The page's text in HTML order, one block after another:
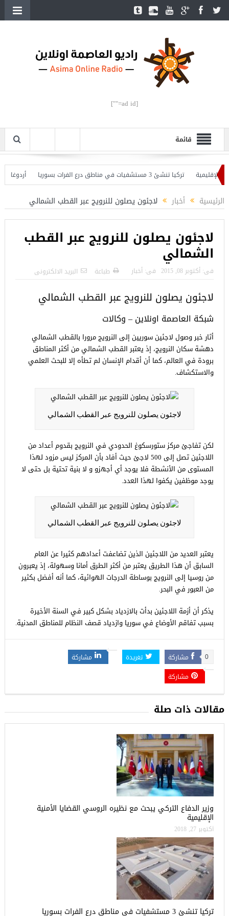
[ad id=""]
قائمة
تركيا تنشئ 3 مستشفيات في مناطق درع الفرات بسوريا
أردوغان
الرئيسية أخبار لاجئون يصلون للنرويج عبر القطب الشمالي
لاجئون يصلون للنرويج عبر القطب
الشمالي
فى: أكتوبر 08, 2015 فى: أخبار طباعة البريد الالكترونى
لاجئون يصلون للنرويج عبر القطب الشمالي
شبكة العاصمة اونلاين – وكالات
أثار خبر وصول لاجئين سوريين إلى النرويج مرورا بالقطب الشمالي
دهشة سكان النرويج، إذ يعتبر القطب الشمالي من أكثر المناطق
برودة في العالم، كما أن أقدام الإنسان لم تطأه إلا للبحث العلمي
والاستكشاف.
لاجئون يصلون للنرويج عبر القطب الشمالي
لكن تفاجئ مركز ستورسكوغ الحدودي في النرويج بقدوم أعداد من
اللاجئين تصل إلى 500 لاجئ حيث أفاد بأن المركز ليس مزود لهذا
المستوى من الأنشطة فلا يوجد أي أجهزو و لا بنية تحتية بل حتى لا
يوجد موظفين يكفوا لهذا العدد.
لاجئون يصلون للنرويج عبر القطب الشمالي
يعتبر العديد من اللاجئين الذين تضاعفت أعدادهم كثيرا عن العام
السابق أن هذا الطريق يعتبر من أكثر الطرق أمانا وسهولة، إذ يعبرون
من روسيا إلى النرويج بوساطة الدرجات الهوائية، كما أنه أفضل بكثير
من العبور في البحر.
يذكر أن أزمة اللاجئين بدأت بالازدياد بشكل كبير في السنة الأخيرة
بسبب تفاقم الأوضاع في سوريا وازدياد قصف النظام للمناطق المدنية.
مشاركة 0 تغريدة
مشاركة
مشاركة
مقالات ذات صلة
وزير الدفاع التركي يبحث مع نظيره الروسي القضايا الأمنية
الإقليمية
أكتوبر 27, 2018
تركيا تنشئ 3 مستشفيات في مناطق درع الفرات بسوريا